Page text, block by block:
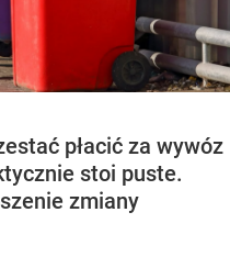
płacić za wywóz
stoi puste.
zmiany